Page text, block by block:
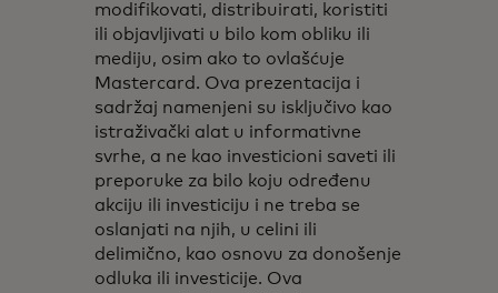
modifikovati, distribuirati, koristiti
ili objavljivati u bilo kom obliku ili
mediju, osim ako to ovlašćuje
Mastercard. Ova prezentacija i
sadržaj namenjeni su isključivo kao
istraživački alat u informativne
svrhe, a ne kao investicioni saveti ili
preporuke za bilo koju određenu
akciju ili investiciju i ne treba se
oslanjati na njih, u celini ili
delimično, kao osnovu za donošenje
odluka ili investicije. Ova